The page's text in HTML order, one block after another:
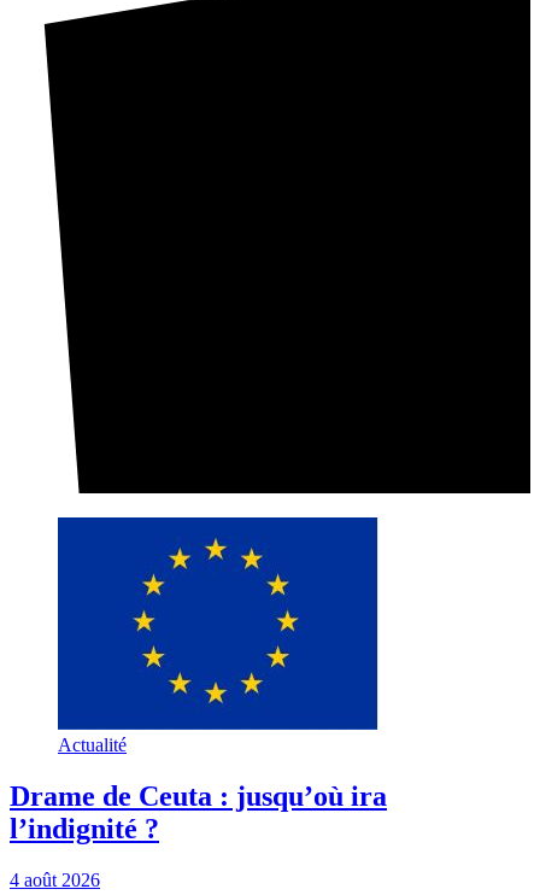
Actualité
Drame de Ceuta : jusqu’où ira
l’indignité ?
4 août 2026